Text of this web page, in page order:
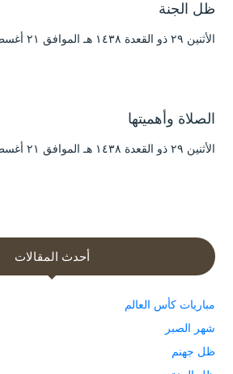
ظل الجنة
الأثنين ۲۹ ذو القعدة ۱٤۳۸ هـ الموافق ۲۱ أغسطس ۲۰۱۷ مـ |
الصلاة وأهميتها
الأثنين ۲۹ ذو القعدة ۱٤۳۸ هـ الموافق ۲۱ أغسطس ۲۰۱۷ مـ |
أحدث المقالات
مباريات كأس العالم
شهر الصبر
ظل جهنم